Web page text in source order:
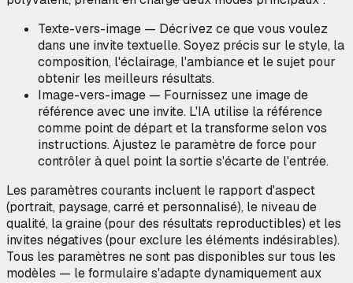
Texte-vers-image — Décrivez ce que vous voulez
dans une invite textuelle. Soyez précis sur le style, la
composition, l'éclairage, l'ambiance et le sujet pour
obtenir les meilleurs résultats.
Image-vers-image — Fournissez une image de
référence avec une invite. L'IA utilise la référence
comme point de départ et la transforme selon vos
instructions. Ajustez le paramètre de force pour
contrôler à quel point la sortie s'écarte de l'entrée.
Les paramètres courants incluent le rapport d'aspect
(portrait, paysage, carré et personnalisé), le niveau de
qualité, la graine (pour des résultats reproductibles) et les
invites négatives (pour exclure les éléments indésirables).
Tous les paramètres ne sont pas disponibles sur tous les
modèles — le formulaire s'adapte dynamiquement aux